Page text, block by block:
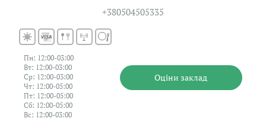
+380504505335
Пн: 12:00-03:00
Вт: 12:00-03:00
Ср: 12:00-03:00
Чт: 12:00-05:00
Пт: 12:00-05:00
Сб: 12:00-05:00
Вс: 12:00-03:00
Оцiни заклад